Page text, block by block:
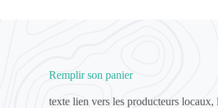
Remplir son panier
texte lien vers les producteurs